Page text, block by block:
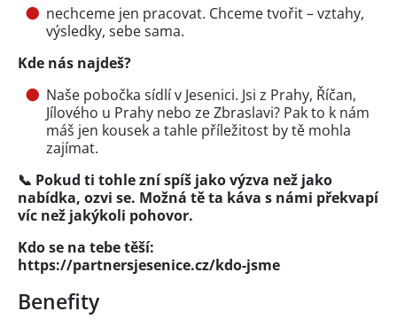
nechceme jen pracovat. Chceme tvořit – vztahy,
výsledky, sebe sama.
Kde nás najdeš?
Naše pobočka sídlí v Jesenici. Jsi z Prahy, Říčan,
Jílového u Prahy nebo ze Zbraslavi? Pak to k nám
máš jen kousek a tahle příležitost by tě mohla
zajímat.
📞 Pokud ti tohle zní spíš jako výzva než jako
nabídka, ozvi se. Možná tě ta káva s námi překvapí
víc než jakýkoli pohovor.
Kdo se na tebe těší:
https://partnersjesenice.cz/kdo-jsme
Benefity